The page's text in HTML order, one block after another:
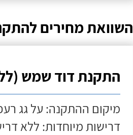
השוואת מחירים
התקנת דוד שמש (ללא
מיקום ההתקנה: על גג
דרישות מיוחדות: ללא